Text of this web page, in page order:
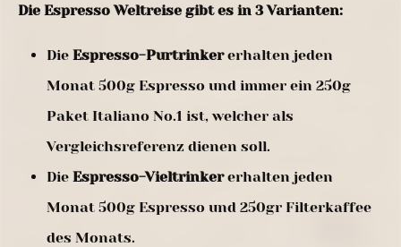
Die Espresso Weltreise gibt es in 3 Varianten:
Die Espresso-Purtrinkererhalten jeden
Monat 500g Espresso und immer ein 250g
Paket Italiano No.1 ist, welcher als
Vergleichsreferenz dienen soll.
Die Espresso-Vieltrinkererhalten jeden
Monat 500g Espresso und 250gr Filterkaffee
des Monats.